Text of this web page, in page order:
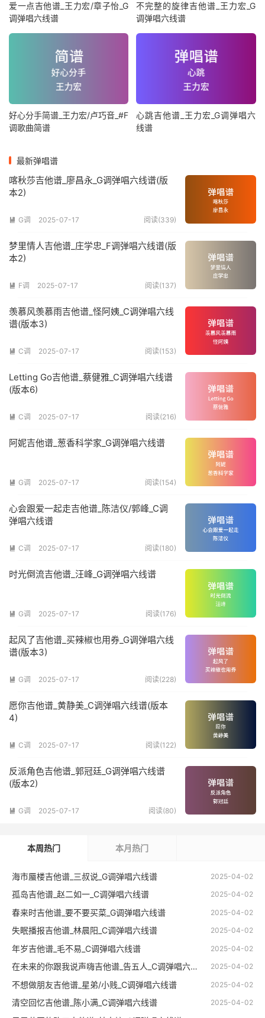
爱一点吉他谱_王力宏/章子怡_G
调弹唱六线谱
不完整的旋律吉他谱_王力宏_G
调弹唱六线谱
好心分手简谱_王力宏/卢巧音_#F
调歌曲简谱
心跳吉他谱_王力宏_G调弹唱六
线谱
最新弹唱谱
喀秋莎吉他谱_廖昌永_G调弹唱六线谱(版
本2)
 G调 2025-07-17 阅读(339)
梦里情人吉他谱_庄学忠_F调弹唱六线谱(版
本2)
 F调 2025-07-17 阅读(137)
羡慕风羡慕雨吉他谱_怪阿姨_C调弹唱六线
谱(版本3)
 C调 2025-07-17 阅读(153)
Letting Go吉他谱_蔡健雅_C调弹唱六线谱
(版本6)
 C调 2025-07-17 阅读(216)
阿妮吉他谱_葱香科学家_G调弹唱六线谱
 G调 2025-07-17 阅读(154)
心会跟爱一起走吉他谱_陈洁仪/郭峰_C调
弹唱六线谱
 C调 2025-07-17 阅读(180)
时光倒流吉他谱_汪峰_G调弹唱六线谱
 G调 2025-07-17 阅读(176)
起风了吉他谱_买辣椒也用券_G调弹唱六线
谱(版本3)
 G调 2025-07-17 阅读(228)
愿你吉他谱_黄静美_C调弹唱六线谱(版本
4)
 C调 2025-07-17 阅读(122)
反派角色吉他谱_郭冠廷_G调弹唱六线谱
(版本2)
 G调 2025-07-17 阅读(80)
本周热门 本月热门
2025-04-02
海市蜃楼吉他谱_三叔说_G调弹唱六线谱
2025-04-02
孤岛吉他谱_赵二如一_C调弹唱六线谱
2025-04-02
春来时吉他谱_要不要买菜_G调弹唱六线谱
2025-04-02
失眠播报吉他谱_林晨阳_C调弹唱六线谱
2025-04-02
年岁吉他谱_毛不易_C调弹唱六线谱
2025-04-02
在未来的你跟我说声嗨吉他谱_告五人_C调弹唱六线谱
2025-04-02
不想做朋友吉他谱_星弟/小贱_C调弹唱六线谱
2025-04-02
清空回忆吉他谱_陈小满_C调弹唱六线谱